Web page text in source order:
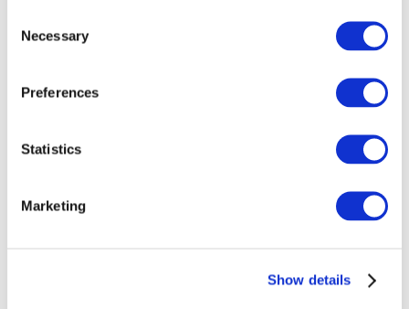
Selection
Necessary
Preferences
Statistics
Marketing
Show details
Összes